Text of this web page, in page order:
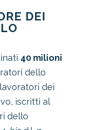
DEI
40 milioni
dello
dei
iscritti al
dello